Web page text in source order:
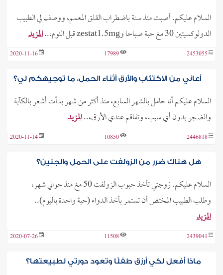
السلام عليكم. أصبت منذ سنة باضطراب القلق المعمم، ووصف لي الطبيب
الدولوكسيتين 30 مغ حبة صباحا وzestat1.5mg قبل النوم،..
المزيد
2453055
17989
2020-11-16
أعاني من الاكتئاب والأرق أثناء الحمل، ما توجيهكم لي؟
السلام عليكم أنا حامل بالشهر السابع، منذ أكثر من شهر بدأت أشعر بالكآبة
والضجر بدون أي سبب، وتفاقم عندي الأرق،..المزيد
2446818
10850
2020-11-14
هل هناك ضرر من الزولفت على الحمل والجنين؟
السلام عليكم. زوجتي تأخذ حبوب الزولفت 50 مغ منذ حوالي شهر،
وطلب الطبيب المختص أن تستمر بأخذ الدواء (حبة واحدة باليوم)..
المزيد
2439041
11508
2020-07-26
ماذا أفعل لكي أرزق طفلًا وتعود دورتي لطبيعتها؟